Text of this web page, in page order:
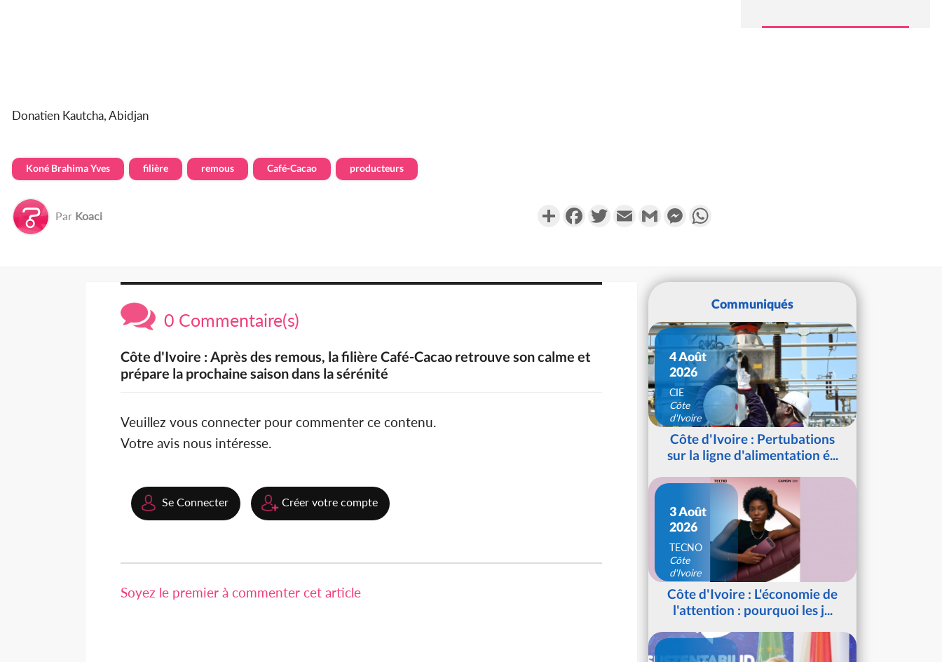
Donatien Kautcha, Abidjan
Koné Brahima Yves filière remous Café-Cacao producteurs
Par Koaci PartagerFacebookTwitterEmail Gmail Messenger
0 Commentaire(s)
Côte d'Ivoire : Après des remous, la filière Café-Cacao retrouve son calme et
prépare la prochaine saison dans la sérénité
Veuillez vous connecter pour commenter ce contenu.
Votre avis nous intéresse.
Se Connecter Créer votre compte
Soyez le premier à commenter cet article
Communiqués
4 Août
2026
CIE
Côte
d'Ivoire
Côte d'Ivoire : Pertubations
sur la ligne d'alimentation é...
3 Août
2026
TECNO
Côte
d'Ivoire
Côte d'Ivoire : L'économie de
l'attention : pourquoi les j...